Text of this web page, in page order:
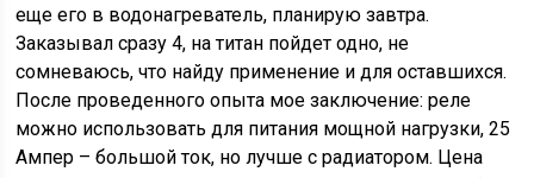
еще его в водонагреватель, планирую завтра.
Заказывал сразу 4, на титан пойдет одно, не
сомневаюсь, что найду применение и для оставшихся.
После проведенного опыта мое заключение: реле
можно использовать для питания мощной нагрузки, 25
Ампер – большой ток, но лучше с радиатором. Цена